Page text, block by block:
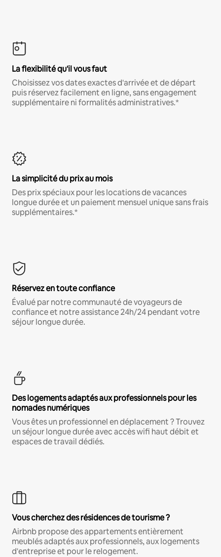
La flexibilité qu'il vous faut
Choisissez vos dates exactes d'arrivée et de départ
puis réservez facilement en ligne, sans engagement
supplémentaire ni formalités administratives.*
La simplicité du prix au mois
Des prix spéciaux pour les locations de vacances
longue durée et un paiement mensuel unique sans frais
supplémentaires.*
Réservez en toute confiance
Évalué par notre communauté de voyageurs de
confiance et notre assistance 24h/24 pendant votre
séjour longue durée.
Des logements adaptés aux professionnels pour les
nomades numériques
Vous êtes un professionnel en déplacement ? Trouvez
un séjour longue durée avec accès wifi haut débit et
espaces de travail dédiés.
Vous cherchez des résidences de tourisme ?
Airbnb propose des appartements entièrement
meublés adaptés aux professionnels, aux logements
d'entreprise et pour le relogement.